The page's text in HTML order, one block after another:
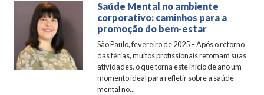
Saúde Mental no ambiente
corporativo: caminhos para a
promoção do bem-estar
São Paulo, fevereiro de 2025 – Após o retorno
das férias, muitos profissionais retomam suas
atividades, o que torna este início de ano um
momento ideal para refletir sobre a saúde
mental no...